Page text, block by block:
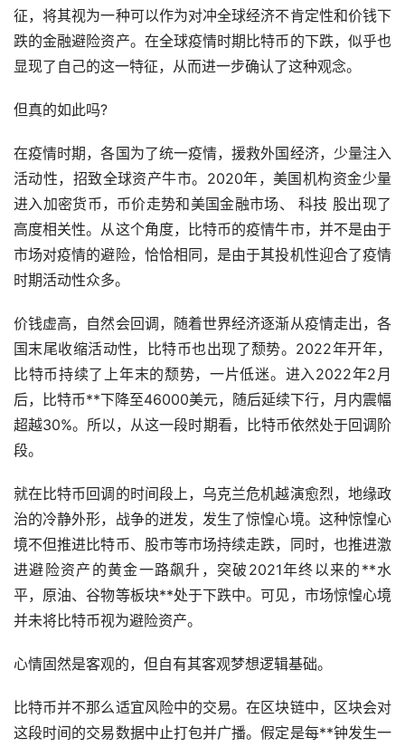
征，将其视为一种可以作为对冲全球经济不肯定性和价钱下
跌的金融避险资产。在全球疫情时期比特币的下跌，似乎也
显现了自己的这一特征，从而进一步确认了这种观念。
但真的如此吗?
在疫情时期，各国为了统一疫情，援救外国经济，少量注入
活动性，招致全球资产牛市。2020年，美国机构资金少量
进入加密货币，币价走势和美国金融市场、 科技 股出现了
高度相关性。从这个角度，比特币的疫情牛市，并不是由于
市场对疫情的避险，恰恰相同，是由于其投机性迎合了疫情
时期活动性众多。
价钱虚高，自然会回调，随着世界经济逐渐从疫情走出，各
国末尾收缩活动性，比特币也出现了颓势。2022年开年，
比特币持续了上年末的颓势，一片低迷。进入2022年2月
后，比特币**下降至46000美元，随后延续下行，月内震幅
超越30%。所以，从这一段时期看，比特币依然处于回调阶
段。
就在比特币回调的时间段上，乌克兰危机越演愈烈，地缘政
治的冷静外形，战争的迸发，发生了惊惶心境。这种惊惶心
境不但推进比特币、股市等市场持续走跌，同时，也推进激
进避险资产的黄金一路飙升，突破2021年终以来的**水
平，原油、谷物等板块**处于下跌中。可见，市场惊惶心境
并未将比特币视为避险资产。
心情固然是客观的，但自有其客观梦想逻辑基础。
比特币并不那么适宜风险中的交易。在区块链中，区块会对
这段时间的交易数据中止打包并广播。假定是每**钟发生一